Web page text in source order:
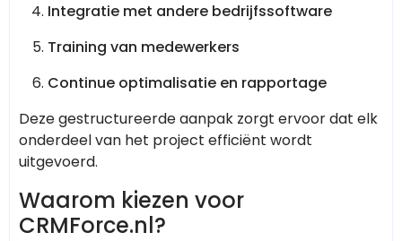
Integratie met andere bedrijfssoftware
Training van medewerkers
Continue optimalisatie en rapportage
Deze gestructureerde aanpak zorgt ervoor dat elk
onderdeel van het project efficiënt wordt
uitgevoerd.
Waarom kiezen voor
CRMForce.nl?